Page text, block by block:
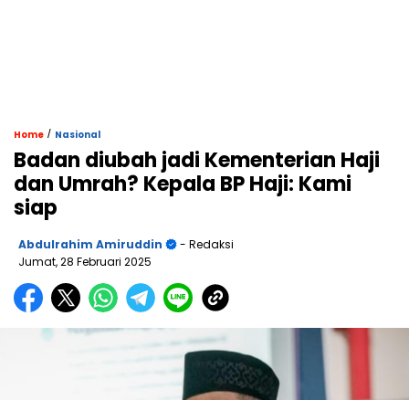
Home / Nasional
Badan diubah jadi Kementerian Haji
dan Umrah? Kepala BP Haji: Kami
siap
Abdulrahim Amiruddin
- Redaksi
Jumat, 28 Februari 2025